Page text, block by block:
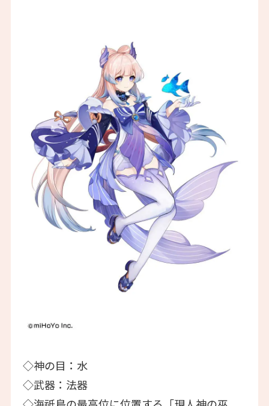
◇神の目：水
◇武器：法器